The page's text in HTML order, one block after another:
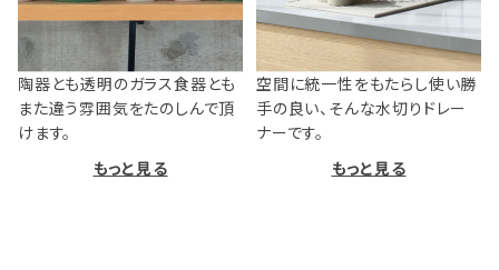
陶器とも透明のガラス食器とも
また違う雰囲気をたのしんで頂
けます。
もっと見る
空間に統一性をもたらし使い勝
手の良い、そんな水切りドレー
ナーです。
もっと見る